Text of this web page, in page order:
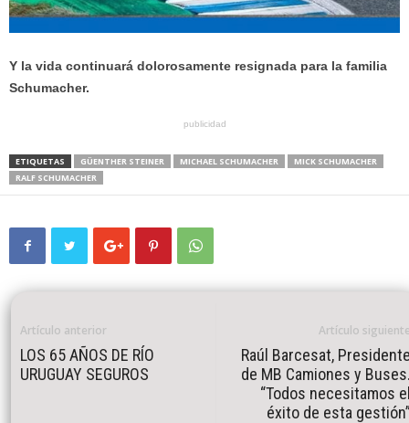
Y la vida continuará dolorosamente resignada para la familia
Schumacher.
publicidad
ETIQUETAS GÜENTHER STEINER MICHAEL SCHUMACHER
MICK SCHUMACHER
RALF SCHUMACHER
Artículo anterior
LOS 65 AÑOS DE RÍO
URUGUAY SEGUROS
Artículo
Raúl Barcesat,
de MB Camiones y
“Todos necesitamos
éxito de esta